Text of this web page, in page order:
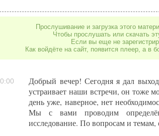
Прослушивание и загрузка этого
Чтобы прослушать или скачать
Если вы еще не
Как войдёте на сайт, появится плеер, а в
Добрый вечер! Сегодня я дал
устраивает наши встречи, он тоже
день уже, наверное, нет
Мы с вами проводим
исследование. По вопросам и